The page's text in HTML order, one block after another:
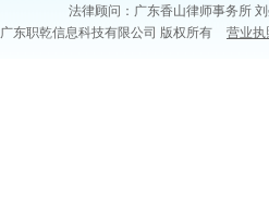
法律顾问：广东香山律师事务所
广东职乾信息科技有限公司 版权所有
营业执